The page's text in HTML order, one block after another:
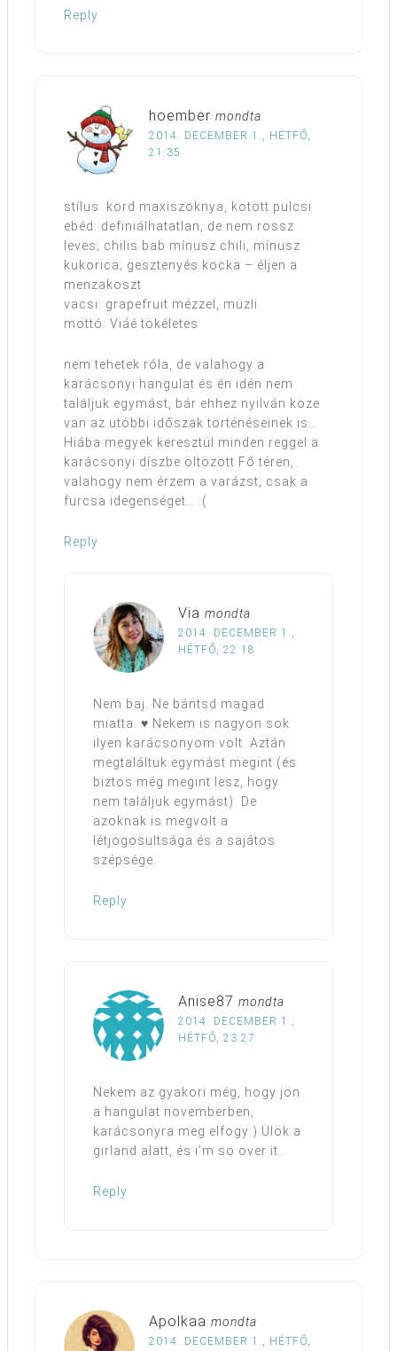
Reply
hoember mondta
2014. DECEMBER 1., HÉTFŐ,
21:35
stílus: kord maxiszoknya, kötött pulcsi
ebéd: definiálhatatlan, de nem rossz
leves; chilis bab mínusz chili, mínusz
kukorica; gesztenyés kocka – éljen a
menzakoszt
vacsi: grapefruit mézzel, müzli
mottó: Viáé tökéletes
nem tehetek róla, de valahogy a
karácsonyi hangulat és én idén nem
találjuk egymást, bár ehhez nyilván köze
van az utóbbi időszak történéseinek is…
Hiába megyek keresztül minden reggel a
karácsonyi díszbe öltözött Fő téren,
valahogy nem érzem a varázst, csak a
furcsa idegenséget… :(
Reply
Via mondta
2014. DECEMBER 1.,
HÉTFŐ, 22:18
Nem baj. Ne bántsd magad
miatta. ♥ Nekem is nagyon sok
ilyen karácsonyom volt. Aztán
megtaláltuk egymást megint (és
biztos még megint lesz, hogy
nem találjuk egymást). De
azoknak is megvolt a
létjogosultsága és a sajátos
szépsége.
Reply
Anise87 mondta
2014. DECEMBER 1.,
HÉTFŐ, 23:27
Nekem az gyakori még, hogy jön
a hangulat novemberben,
karácsonyra meg elfogy:) Ülök a
girland alatt, és i’m so over it…
Reply
Apolkaa mondta
2014. DECEMBER 1., HÉTFŐ,